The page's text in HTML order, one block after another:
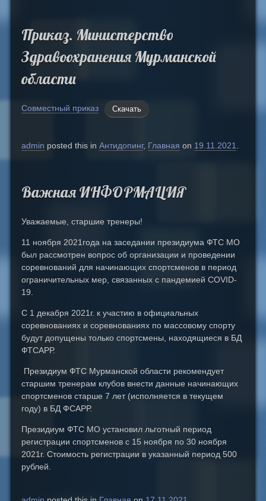
Приказ. Министерство
Здравоохранения Мурманской
области
Совместный приказ Скачать
admin posted this in Антидопинг, Главная on 19.11.2021.
Важная ИНФОРМАЦИЯ
Уважаемые, старшие тренеры!
11 ноября 2021года на заседании президиума ФТС МО
был рассмотрен вопрос об организации и проведении
соревнований для начинающих спортсменов в период
ограничительных мер, связанных с пандемией COVID-
19.
С 1 декабря 2021г. к участию в официальных
соревнованиях и соревнованиях по массовому спорту
будут допущены только спортсмены, находящиеся в БД
ФТСАРР.
Президиум ФТС Мурманской области рекомендует
старшим тренерам клубов внести данные начинающих
спортсменов старше 7 лет (исполняется в текущем
году) в БД ФСАРР.
Президиум ФТС МО установил льготный период
регистрации спортсменов с 15 ноября по 30 ноября
2021г. Стоимость регистрации в указанный период 500
рублей.